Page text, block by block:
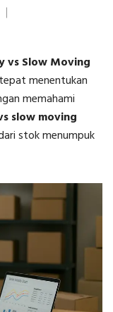
vs Slow Moving
menentukan
memahami
slow moving
stok menumpuk